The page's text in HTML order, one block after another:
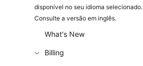
disponível no seu idioma selecionado.
Consulte a versão em inglês.
What's New
Billing